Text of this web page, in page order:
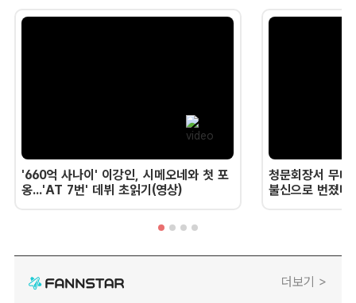
'660억 사나이' 이강인, 시메오네와 첫 포
옹...'AT 7번' 데뷔 초읽기(영상)
청문회장서 무너
불신으로 번졌
더보기 >